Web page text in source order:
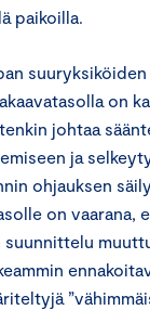
paikoilla.
on
johtaa
ja
ohjauksen
on vaarana,
suunnittelu